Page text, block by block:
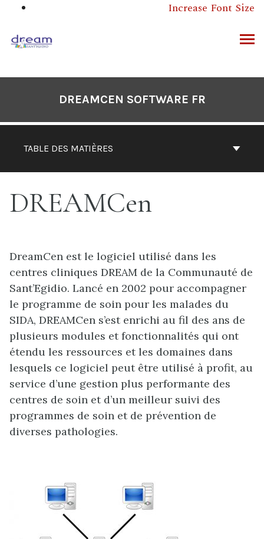
contenu
Increase Font Size
TABLE DES MATIÈRES
DREAMCEN SOFTWARE FR
DREAMCen
DreamCen est le logiciel utilisé dans les
centres cliniques DREAM de la Communauté de
Sant’Egidio. Lancé en 2002 pour accompagner
le programme de soin pour les malades du
SIDA, DREAMCen s’est enrichi au fil des ans de
plusieurs modules et fonctionnalités qui ont
étendu les ressources et les domaines dans
lesquels ce logiciel peut être utilisé à profit, au
service d’une gestion plus performante des
centres de soin et d’un meilleur suivi des
programmes de soin et de prévention de
diverses pathologies.